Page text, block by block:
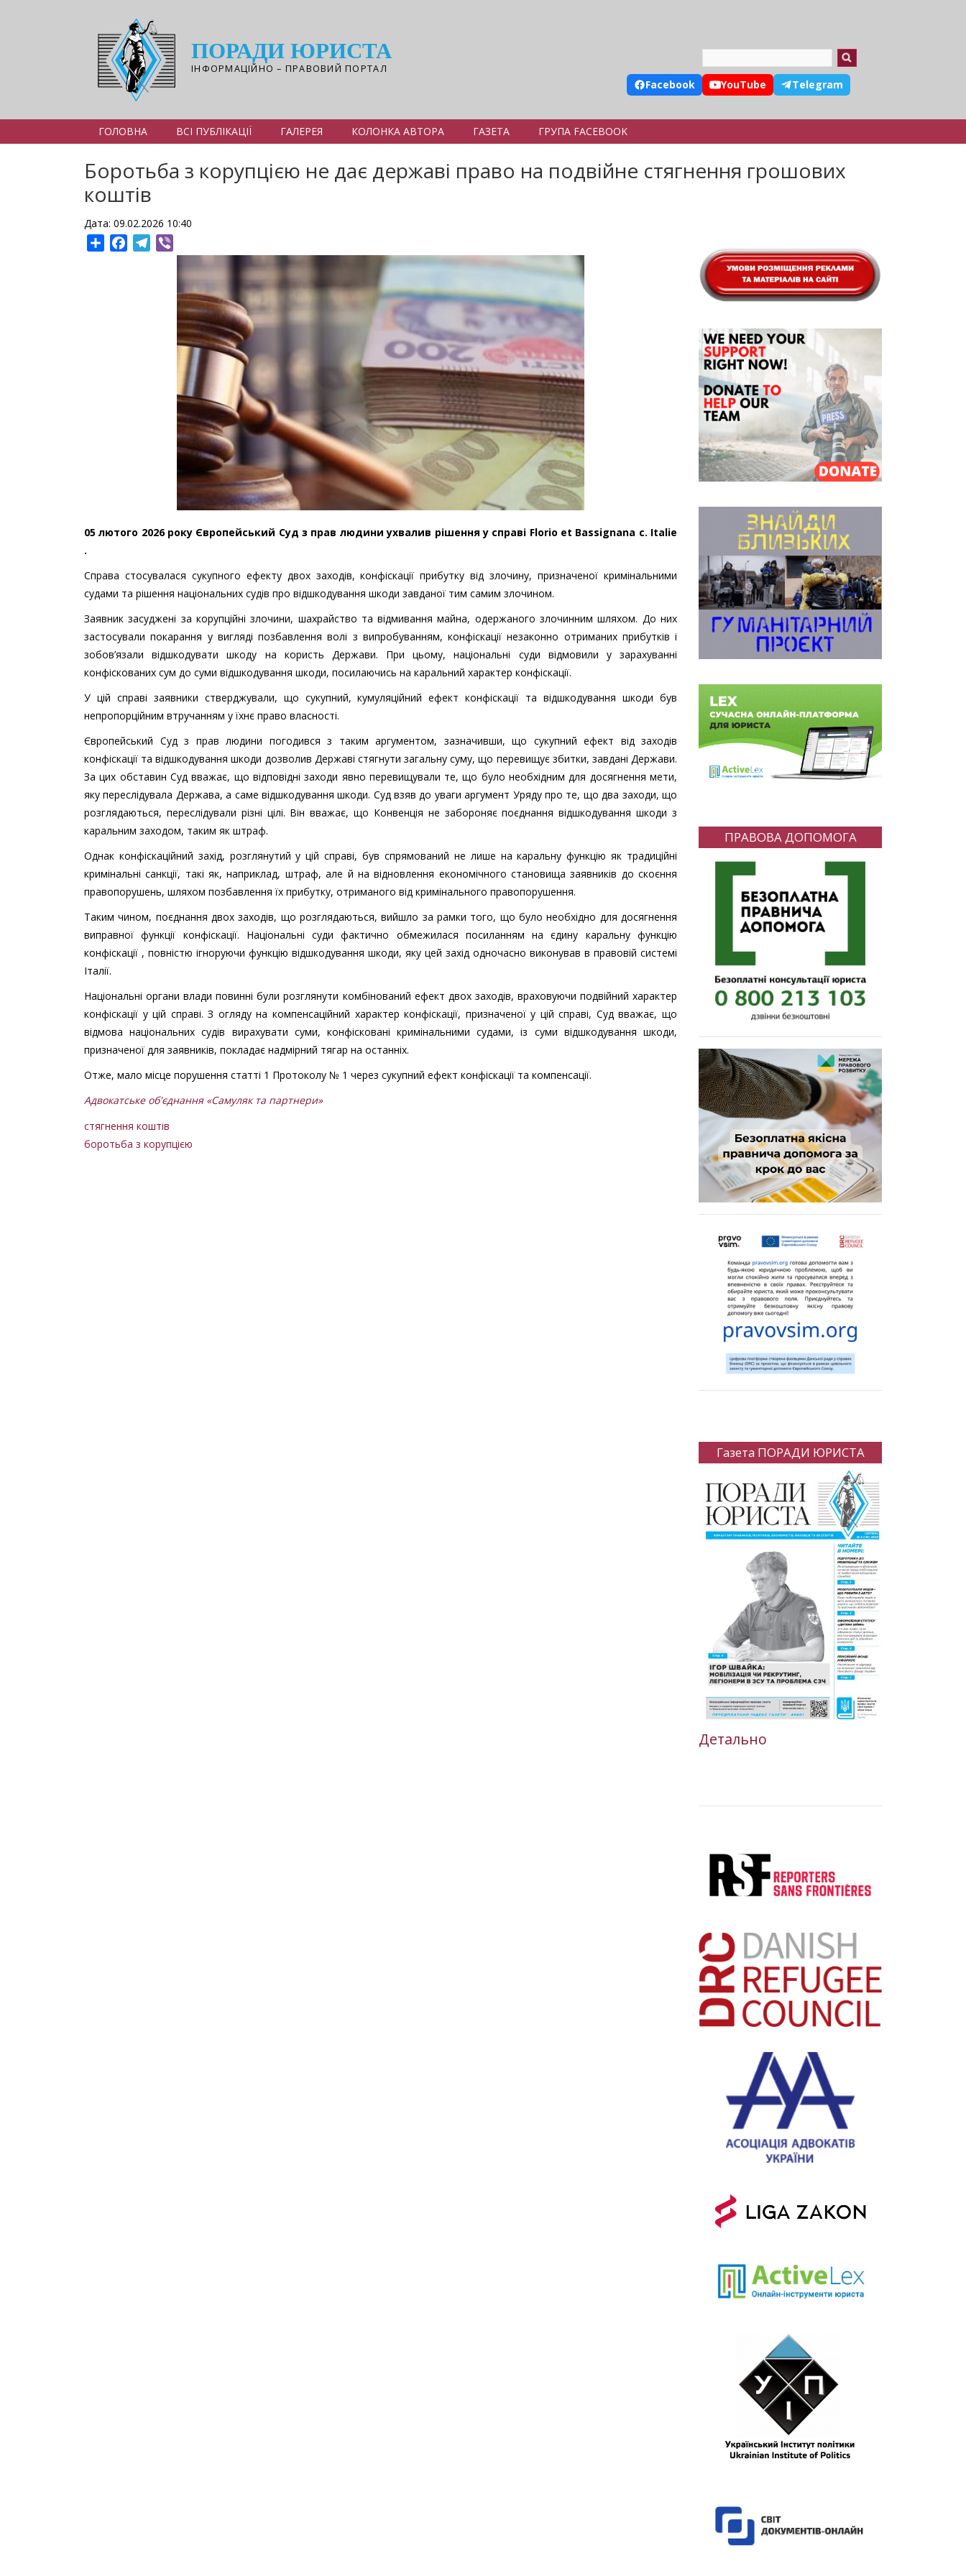
ПОРАДИ ЮРИСТА
ІНФОРМАЦІЙНО – ПРАВОВИЙ ПОРТАЛ
Facebook YouTube Telegram
ГОЛОВНА ВСІ ПУБЛІКАЦІЇ ГАЛЕРЕЯ КОЛОНКА АВТОРА ГАЗЕТА ГРУПА FACEBOOK
Боротьба з корупцією не дає державі право на подвійне стягнення грошових
коштів
Дата: 09.02.2026 10:40
ShareFacebookTelegram
05 лютого 2026 року Європейський Суд з прав людини ухвалив рішення у справі Florio et Bassignana c. Italie
.
Справа стосувалася сукупного ефекту двох заходів, конфіскації прибутку від злочину, призначеної кримінальними
судами та рішення національних судів про відшкодування шкоди завданої тим самим злочином.
Заявник засуджені за корупційні злочини, шахрайство та відмивання майна, одержаного злочинним шляхом. До них
застосували покарання у вигляді позбавлення волі з випробуванням, конфіскації незаконно отриманих прибутків і
зобов’язали відшкодувати шкоду на користь Держави. При цьому, національні суди відмовили у зарахуванні
конфіскованих сум до суми відшкодування шкоди, посилаючись на каральний характер конфіскації.
У цій справі заявники стверджували, що сукупний, кумуляційний ефект конфіскації та відшкодування шкоди був
непропорційним втручанням у їхнє право власності.
Європейський Суд з прав людини погодився з таким аргументом, зазначивши, що сукупний ефект від заходів
конфіскації та відшкодування шкоди дозволив Державі стягнути загальну суму, що перевищує збитки, завдані Держави.
За цих обставин Суд вважає, що відповідні заходи явно перевищували те, що було необхідним для досягнення мети,
яку переслідувала Держава, а саме відшкодування шкоди. Суд взяв до уваги аргумент Уряду про те, що два заходи, що
розглядаються, переслідували різні цілі. Він вважає, що Конвенція не забороняє поєднання відшкодування шкоди з
каральним заходом, таким як штраф.
Однак конфіскаційний захід, розглянутий у цій справі, був спрямований не лише на каральну функцію як традиційні
кримінальні санкції, такі як, наприклад, штраф, але й на відновлення економічного становища заявників до скоєння
правопорушень, шляхом позбавлення їх прибутку, отриманого від кримінального правопорушення.
Таким чином, поєднання двох заходів, що розглядаються, вийшло за рамки того, що було необхідно для досягнення
виправної функції конфіскації. Національні суди фактично обмежилася посиланням на єдину каральну функцію
конфіскації , повністю ігноруючи функцію відшкодування шкоди, яку цей захід одночасно виконував в правовій системі
Італії.
Національні органи влади повинні були розглянути комбінований ефект двох заходів, враховуючи подвійний характер
конфіскації у цій справі. З огляду на компенсаційний характер конфіскації, призначеної у цій справі, Суд вважає, що
відмова національних судів вирахувати суми, конфісковані кримінальними судами, із суми відшкодування шкоди,
призначеної для заявників, покладає надмірний тягар на останніх.
Отже, мало місце порушення статті 1 Протоколу № 1 через сукупний ефект конфіскації та компенсації.
Адвокатське об'єднання «Самуляк та партнери»
стягнення коштів
боротьба з корупцією
ПРАВОВА ДОПОМОГА
Газета ПОРАДИ ЮРИСТА
Детально